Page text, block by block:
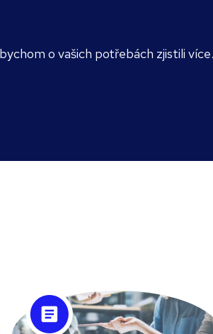
o vašich potřebách zjistili více.